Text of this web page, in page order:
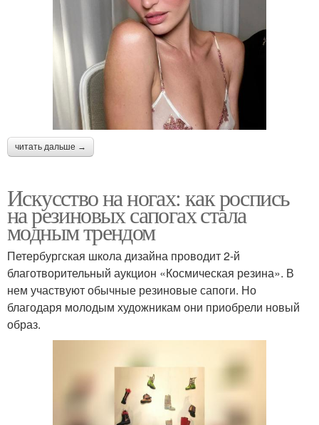
читать дальше →
Искусство на ногах: как роспись
на резиновых сапогах стала
модным трендом
Петербургская школа дизайна проводит 2-й
благотворительный аукцион «Космическая резина». В
нем участвуют обычные резиновые сапоги. Но
благодаря молодым художникам они приобрели новый
образ.